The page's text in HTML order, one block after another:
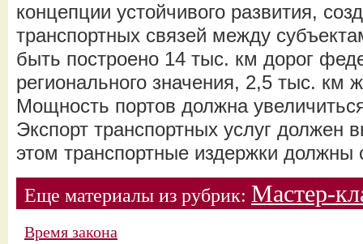
концепции устойчивого развития,
транспортных связей между
быть построено 14 тыс. км дорог
регионального значения, 2,5 тыс. км
Мощность портов должна
Экспорт транспортных услуг должен
этом транспортные издержки должны
Еще материалы из рубрик: Мастер-
Время закона